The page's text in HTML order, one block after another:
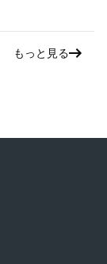
もっと見る